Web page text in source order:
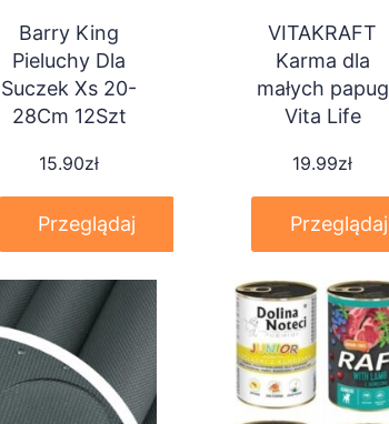
Barry King
Pieluchy Dla
Suczek Xs 20-
28Cm 12Szt
15.90zł
Przeglądaj
VITAKRAFT
Karma dla
małych papug
Vita Life
650g
19.99zł
Przeglądaj